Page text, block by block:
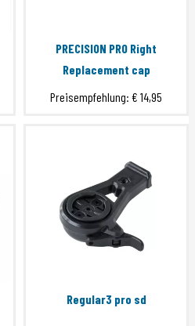
PRECISION PRO Right
Replacement cap
Preisempfehlung: € 14,95
Regular3 pro sd